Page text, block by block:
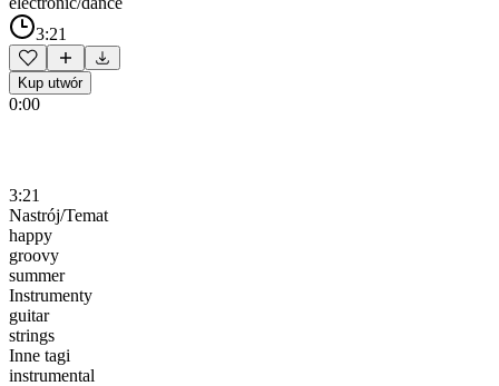
3:21
Kup utwór
0:00
3:21
Nastrój/Temat
happy
groovy
summer
Instrumenty
guitar
strings
Inne tagi
instrumental